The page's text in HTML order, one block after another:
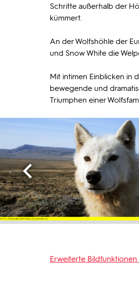
Schritte außerhalb der
kümmert.
An der Wolfshöhle der
und Snow White die
Mit intimen Einblicken in
bewegende und
Triumphen einer
Erweiterte